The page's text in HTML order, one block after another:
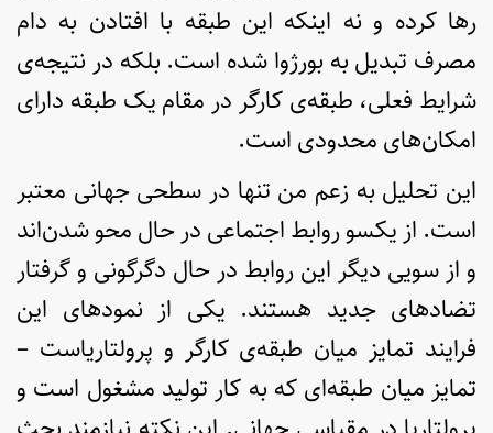
رها کرده و نه اینکه این طبقه با افتادن به دام
مصرف تبدیل به بورژوا شده است. بلکه در نتیجه‌ی
شرایط فعلی، طبقه‌ی کارگر در مقام یک طبقه دارای
امکان‌های محدودی است.
این تحلیل به زعم من تنها در سطحی جهانی معتبر
است. از یکسو روابط اجتماعی در حال محو شدن‌اند
و از سویی دیگر این روابط در حال دگرگونی­ و گرفتار
تضادهای جدید هستند. یکی از نمودهای این
فرایند تمایز میان طبقه‌ی کارگر و پرولتاریاست –
تمایز میان طبقه­‌ای که به کار تولید مشغول است و